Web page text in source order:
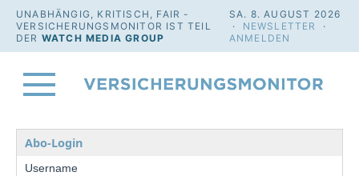
UNABHÄNGIG, KRITISCH, FAIR -
VERSICHERUNGSMONITOR IST TEIL
DER WATCH MEDIA GROUP
SA. 8. AUGUST 2026
· NEWSLETTER
·
ANMELDEN
Abo-Login
Username